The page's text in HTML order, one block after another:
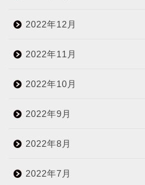
2022年12月
2022年11月
2022年10月
2022年9月
2022年8月
2022年7月